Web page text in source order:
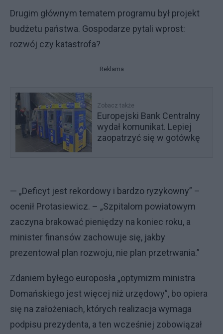
Drugim głównym tematem programu był projekt
budżetu państwa. Gospodarze pytali wprost:
rozwój czy katastrofa?
Reklama
Zobacz także
Europejski Bank Centralny
wydał komunikat. Lepiej
zaopatrzyć się w gotówkę
— „Deficyt jest rekordowy i bardzo ryzykowny” –
ocenił Protasiewicz. – „Szpitalom powiatowym
zaczyna brakować pieniędzy na koniec roku, a
minister finansów zachowuje się, jakby
prezentował plan rozwoju, nie plan przetrwania.”
Zdaniem byłego europosła „optymizm ministra
Domańskiego jest więcej niż urzędowy”, bo opiera
się na założeniach, których realizacja wymaga
podpisu prezydenta, a ten wcześniej zobowiązał